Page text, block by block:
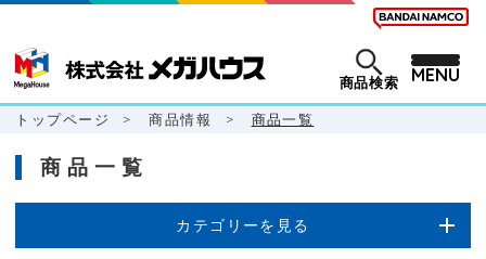
商品検索 MENU
トップページ > 商品情報 > 商品一覧
商品一覧
カテゴリーを見る